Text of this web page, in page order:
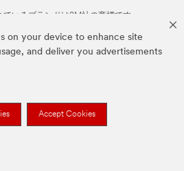
on your device to enhance site
and deliver you advertisements
Accept Cookies
ているブランドは3M社の商標です。